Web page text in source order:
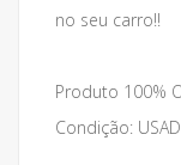
no seu carro!!
Produto 100%
Condição: